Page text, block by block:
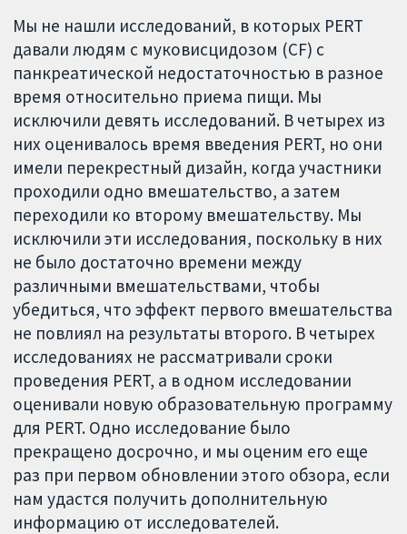
Мы не нашли исследований, в которых PERT
давали людям с муковисцидозом (CF) с
панкреатической недостаточностью в разное
время относительно приема пищи. Мы
исключили девять исследований. В четырех из
них оценивалось время введения PERT, но они
имели перекрестный дизайн, когда участники
проходили одно вмешательство, а затем
переходили ко второму вмешательству. Мы
исключили эти исследования, поскольку в них
не было достаточно времени между
различными вмешательствами, чтобы
убедиться, что эффект первого вмешательства
не повлиял на результаты второго. В четырех
исследованиях не рассматривали сроки
проведения PERT, а в одном исследовании
оценивали новую образовательную программу
для PERT. Одно исследование было
прекращено досрочно, и мы оценим его еще
раз при первом обновлении этого обзора, если
нам удастся получить дополнительную
информацию от исследователей.